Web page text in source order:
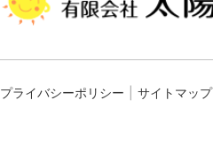
プライバシーポリシー サイトマップ